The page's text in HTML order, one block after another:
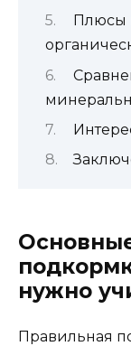
Плюсы
нужно
Правильная